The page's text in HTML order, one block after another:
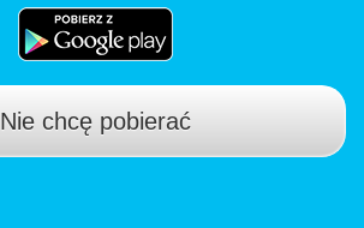
Nie chcę pobierać